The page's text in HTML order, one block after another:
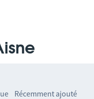
Récemment ajouté